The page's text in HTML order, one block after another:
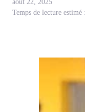
Temps de lecture estimé :